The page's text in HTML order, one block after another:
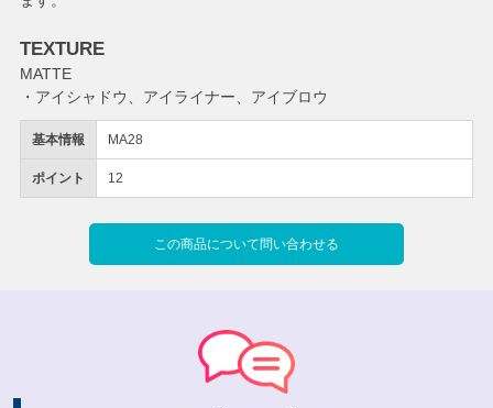
基本情報 MA28
ポイント 12
この商品について問い合わせる
TEXTURE
MATTE
・アイシャドウ、アイライナー、アイブロウ